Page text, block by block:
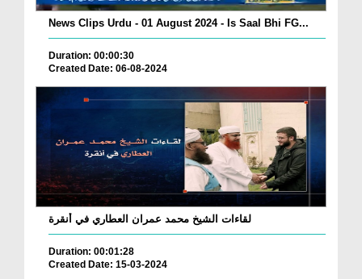
News Clips Urdu - 01 August 2024 - Is Saal Bhi FG...
Duration: 00:00:30
Created Date: 06-08-2024
لقاءات الشيخ محمد عمران العطاري في أنقرة
Duration: 00:01:28
Created Date: 15-03-2024